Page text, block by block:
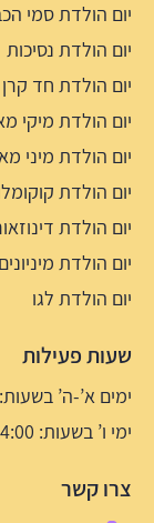
יום הולדת סמי
יום הולדת נסיכות
יום הולדת חד קרן
יום הולדת מיקי
יום הולדת מיני
יום הולדת
יום הולדת
יום הולדת מיניונים
יום הולדת לגו
שעות פעילות
ימים א’-ה’ בשעות: 09:00-20:00
ימי ו’ בשעות: 09:00-14:00
צרו קשר